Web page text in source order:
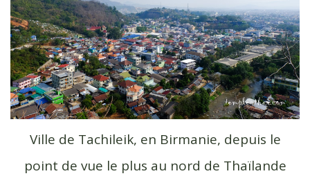
Ville de Tachileik, en Birmanie, depuis le
point de vue le plus au nord de Thaïlande